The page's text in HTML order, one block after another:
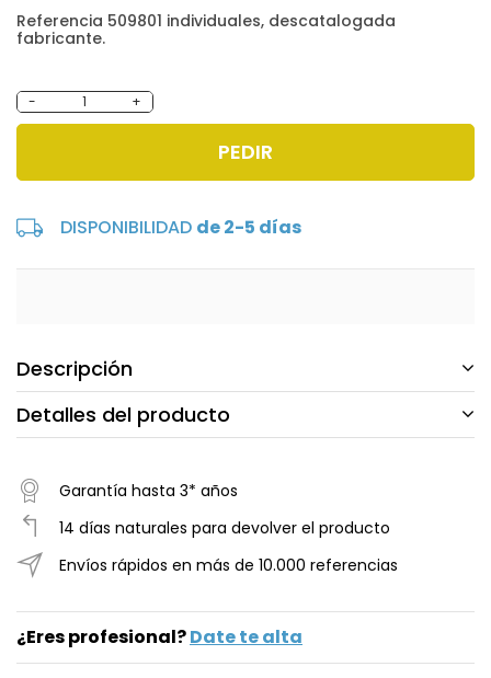
Referencia 509801 individuales, descatalogada
fabricante.
- +
PEDIR
DISPONIBILIDAD de 2-5 días
Descripción
Detalles del producto
Garantía hasta 3* años
14 días naturales para devolver el producto
Envíos rápidos en más de 10.000 referencias
¿Eres profesional?Date te alta